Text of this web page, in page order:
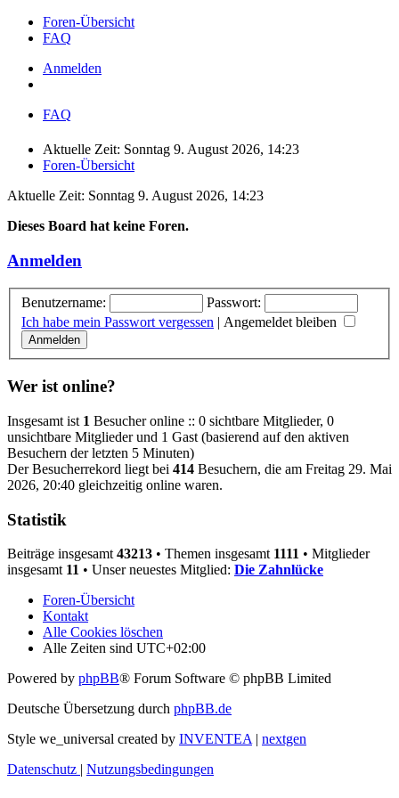
Foren-Übersicht
FAQ
Anmelden
FAQ
Aktuelle Zeit: Sonntag 9. August 2026, 14:23
Foren-Übersicht
Aktuelle Zeit: Sonntag 9. August 2026, 14:23
Dieses Board hat keine Foren.
Anmelden
Benutzername:
Passwort:
Ich habe mein Passwort vergessen
Angemeldet bleiben
Wer ist online?
Insgesamt ist 1 Besucher online :: 0 sichtbare Mitglieder, 0
unsichtbare Mitglieder und 1 Gast (basierend auf den aktiven
Besuchern der letzten 5 Minuten)
Der Besucherrekord liegt bei 414 Besuchern, die am Freitag 29. Mai
2026, 20:40 gleichzeitig online waren.
Statistik
Beiträge insgesamt 43213 • Themen insgesamt 1111 • Mitglieder
insgesamt 11 • Unser neuestes Mitglied: Die Zahnlücke
Foren-Übersicht
Kontakt
Alle Cookies löschen
Alle Zeiten sind UTC+02:00
Powered by phpBB® Forum Software © phpBB Limited
Deutsche Übersetzung durch phpBB.de
Style we_universal created by INVENTEA | nextgen
Datenschutz | Nutzungsbedingungen